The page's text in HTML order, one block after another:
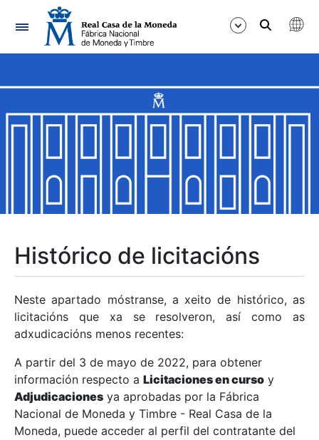
Navegación
Mostrar/Ocultar
Mostrar/Ocultar
Mostrar/Ocultar
Mostrar/Ocultar
Mostrar/Ocultar
Mostrar/Ocultar
Histórico de licitacións
Neste apartado móstranse, a xeito de histórico, as
licitacións que xa se resolveron, así como as
adxudicacións menos recentes:
A partir del 3 de mayo de 2022, para obtener
información respecto a Licitaciones en curso y
Adjudicaciones ya aprobadas por la Fábrica
Nacional de Moneda y Timbre - Real Casa de la
Moneda, puede acceder al perfil del contratante del